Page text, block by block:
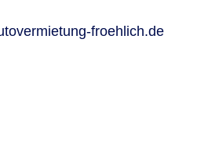
froehlich.de